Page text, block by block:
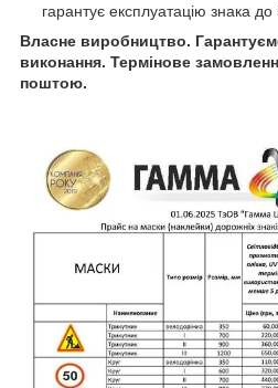
гарантує експлуатацію знака до
Власне виробництво.
виконання. Термінове
поштою.